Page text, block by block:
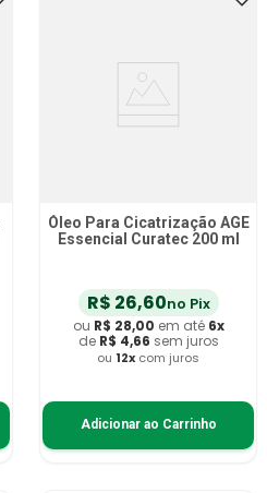
Óleo Para Cicatrização AGE
Essencial Curatec 200 ml
R$ 26,60no Pix
ou R$ 28,00 em até 6x
de R$ 4,66 sem juros
ou 12x com juros
Adicionar ao Carrinho